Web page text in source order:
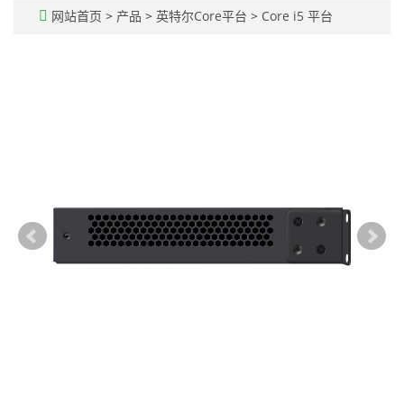
网站首页 > 产品 > 英特尔Core平台 > Core i5 平台